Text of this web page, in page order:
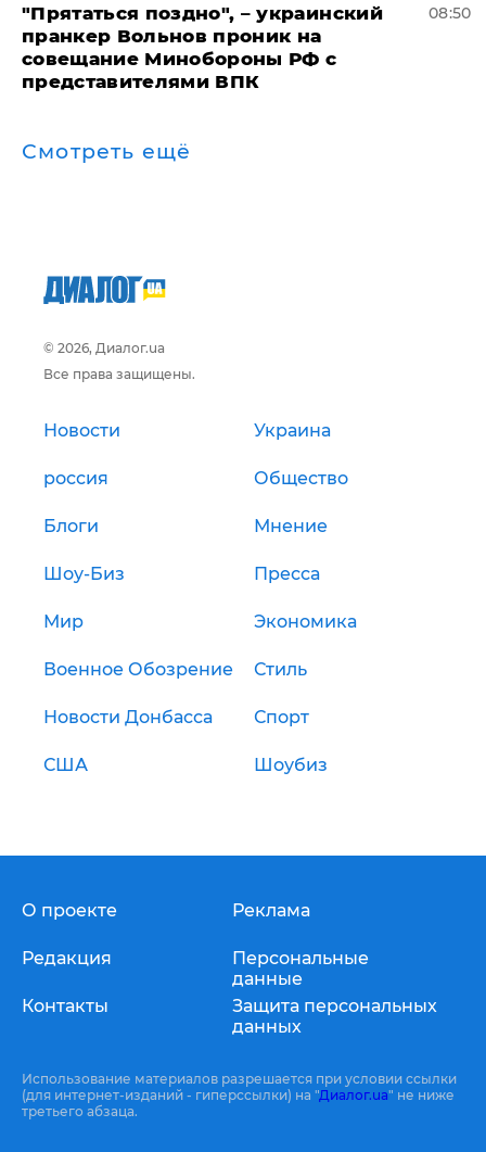
"Прятаться поздно", – украинский
пранкер Вольнов проник на
совещание Минобороны РФ с
представителями ВПК
08:50
Смотреть ещё
© 2026, Диалог.ua
Все права защищены.
Новости Украина
россия Общество
Блоги Мнение
Шоу-Биз Пресса
Мир Экономика
Военное Обозрение Стиль
Новости Донбасса Спорт
США Шоубиз
О проекте
Редакция
Контакты
Реклама
Персональные
данные
Защита персональных
данных
Использование материалов разрешается при условии ссылки
(для интернет-изданий - гиперссылки) на "Диалог.ua" не ниже
третьего абзаца.